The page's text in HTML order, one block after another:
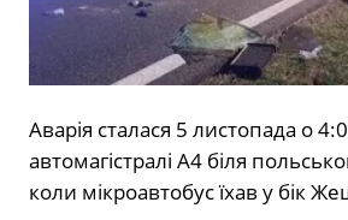
Аварія сталася 5 листопада о
автомагістралі А4 біля
коли мікроавтобус їхав у бік